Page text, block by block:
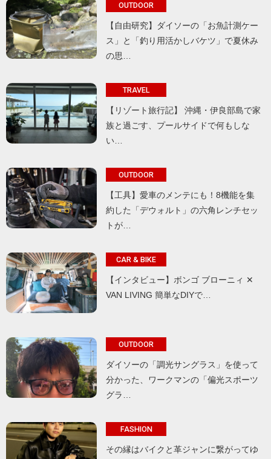
OUTDOOR
【自由研究】ダイソーの「お魚計測ケー
ス」と「釣り用活かしバケツ」で夏休み
の思…
TRAVEL
【リゾート旅行記】 沖縄・伊良部島で家
族と過ごす、プールサイドで何もしな
い…
OUTDOOR
【工具】愛車のメンテにも！8機能を集
約した「デウォルト」の六角レンチセッ
トが…
CAR & BIKE
【インタビュー】ボンゴ ブローニィ ✕
VAN LIVING 簡単なDIYで…
OUTDOOR
ダイソーの「調光サングラス」を使って
分かった、ワークマンの「偏光スポーツ
グラ…
FASHION
その縁はバイクと革ジャンに繋がってゆ